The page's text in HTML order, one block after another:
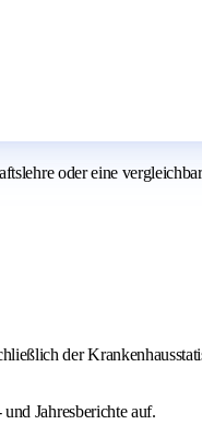
oder eine
der
Jahresberichte auf.